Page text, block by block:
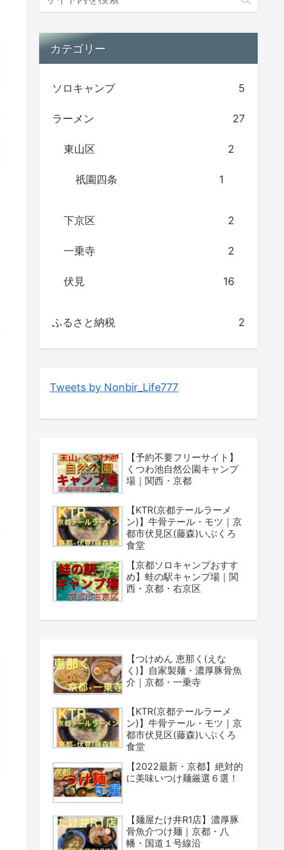
カテゴリー
ソロキャンプ 5
ラーメン 27
東山区 2
祇園四条 1
下京区 2
一乗寺 2
伏見 16
ふるさと納税 2
Tweets by Nonbir_Life777
【予約不要フリーサイト】
くつわ池自然公園キャンプ
場｜関西・京都
【KTR(京都テールラーメ
ン)】牛骨テール・モツ｜京
都市伏見区(藤森)いぶくろ
食堂
【京都ソロキャンプおすす
め】蛙の駅キャンプ場｜関
西・京都・右京区
【つけめん 恵那く(えな
く)】自家製麺・濃厚豚骨魚
介｜京都・一乗寺
【KTR(京都テールラーメ
ン)】牛骨テール・モツ｜京
都市伏見区(藤森)いぶくろ
食堂
【2022最新・京都】絶対的
に美味いつけ麺厳選６選！
【麺屋たけ井R1店】濃厚豚
骨魚介つけ麺｜京都・八
幡・国道１号線沿